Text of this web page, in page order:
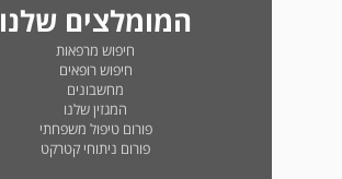
המומלצים שלנו
חיפוש מרפאות
חיפוש רופאים
מחשבונים
המגזין שלנו
פורום טיפול משפחתי
פורום ניתוחי קטרקט